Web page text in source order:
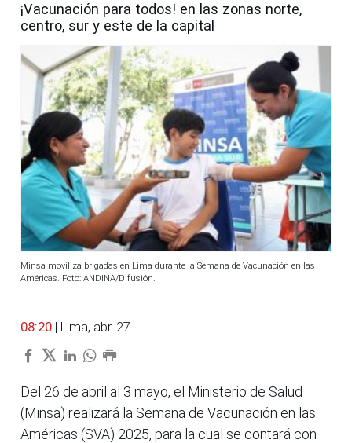
¡Vacunación para todos! en las zonas norte,
centro, sur y este de la capital
Minsa moviliza brigadas en Lima durante la Semana de Vacunación en las
Américas. Foto: ANDINA/Difusión.
08:20 | Lima, abr. 27.
Del 26 de abril al 3 mayo, el Ministerio de Salud
(Minsa) realizará la Semana de Vacunación en las
Américas (SVA) 2025, para la cual se contará con